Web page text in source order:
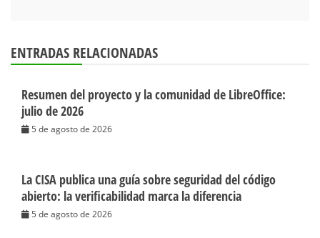
ENTRADAS RELACIONADAS
Resumen del proyecto y la comunidad de LibreOffice:
julio de 2026
5 de agosto de 2026
La CISA publica una guía sobre seguridad del código
abierto: la verificabilidad marca la diferencia
5 de agosto de 2026